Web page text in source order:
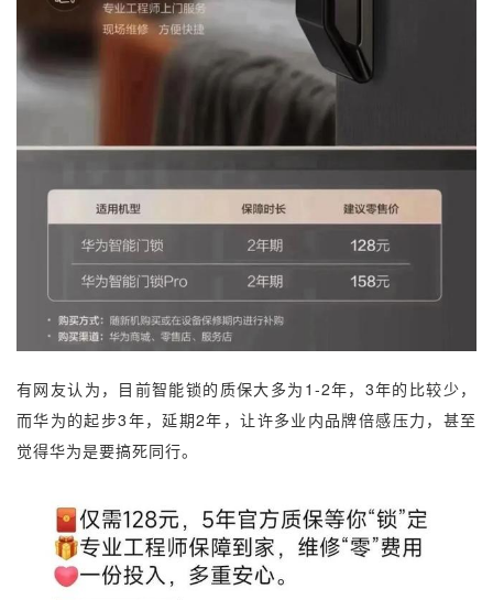
有网友认为，目前智能锁的质保大多为1-2年，3年的比较少，
而华为的起步3年，延期2年，让许多业内品牌倍感压力，甚至
觉得华为是要搞死同行。